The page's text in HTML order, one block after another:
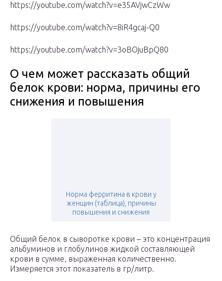
https://youtube.com/watch?v=e35AVjwCzWw
https://youtube.com/watch?v=8iR4gcaj-Q0
https://youtube.com/watch?v=3oBOjuBpQ80
О чем может рассказать общий
белок крови: норма, причины его
снижения и повышения
Норма ферритина в крови у
женщин (таблица), причины
повышения и снижения
Общий белок в сыворотке крови – это концентрация
альбуминов и глобулинов жидкой составляющей
крови в сумме, выраженная количественно.
Измеряется этот показатель в гр/литр.